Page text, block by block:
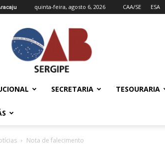
quinta-feira, agosto 6, 2026 CAA/SE ESA
SE
SECRETARIA TESOURARIA
Nota de falecimento